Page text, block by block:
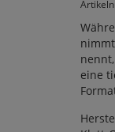
eine